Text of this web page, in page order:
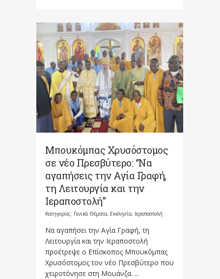
Μπουκόμπας Χρυσόστομος
σε νέο Πρεσβύτερο: “Να
αγαπήσεις την Αγία Γραφή,
τη Λειτουργία και την
Ιεραποστολή”
Κατηγορίες: Γενικά Θέματα, Εκκλησία, Ιεραποστολή
Να αγαπήσει την Αγία Γραφή, τη
Λειτουργία και την Ιεραποστολή
προέτρεψε ο Επίσκοπος Μπουκόμπας
Χρυσόστομος τον νέο Πρεσβύτερο που
χειροτόνησε στη Μουάνζα. ...